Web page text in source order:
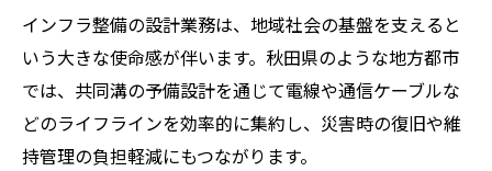
インフラ整備の設計業務は、地域社会の基盤を支えると
いう大きな使命感が伴います。秋田県のような地方都市
では、共同溝の予備設計を通じて電線や通信ケーブルな
どのライフラインを効率的に集約し、災害時の復旧や維
持管理の負担軽減にもつながります。